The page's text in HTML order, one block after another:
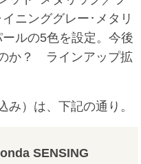
ニンググレー･メタリ
ルの5色を設定。今後
か？ ラインアップ拡
）は、下記の通り。
SENSING